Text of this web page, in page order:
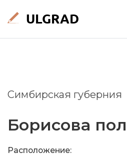
Симбирская губерния
Борисова
Расположение: